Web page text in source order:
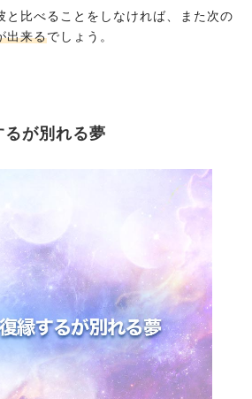
と比べることをしなければ、また次の
出来るでしょう。
が別れる夢